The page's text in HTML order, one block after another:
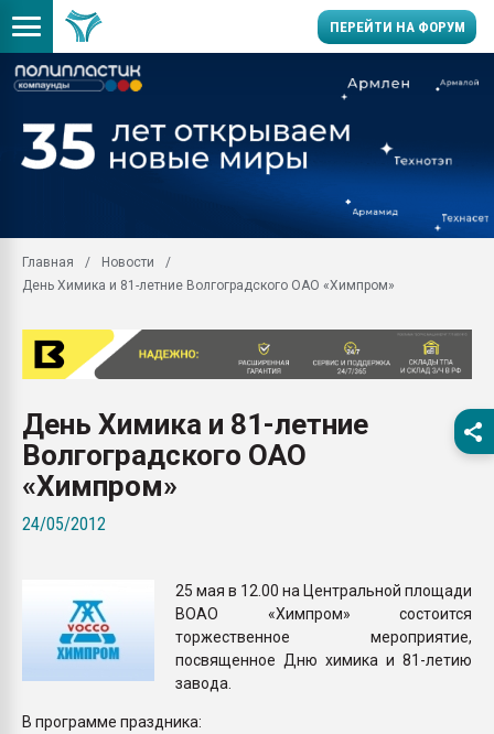
ПЕРЕЙТИ НА ФОРУМ
производство SPC
заводу пластмасс"
Подмосковье, Москва
28.07.2026
пластмасс
28.07.2026
ПЕРЕЙТИ НА
Главная
Новости
День Химика и 81-летние Волгоградского ОАО «Химпром»
День Химика и 81-летние
Волгоградского ОАО
«Химпром»
24/05/2012
25 мая в 12.00 на Центральной площади
ВОАО «Химпром» состоится
торжественное мероприятие,
посвященное Дню химика и 81-летию
завода.
В программе праздника: